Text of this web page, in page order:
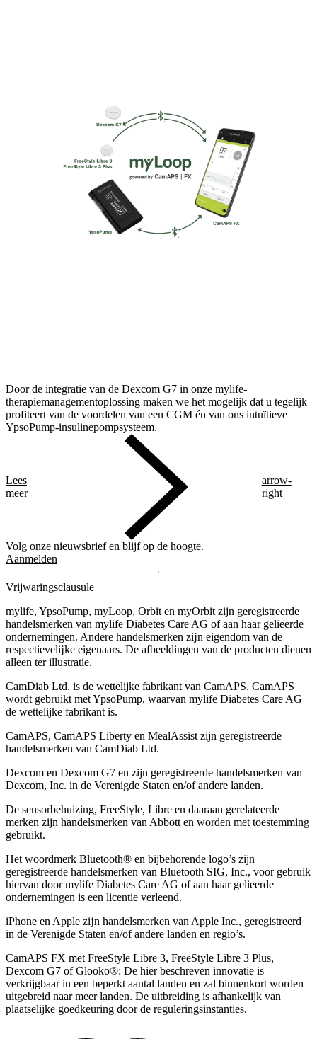
Door de integratie van de Dexcom G7 in onze mylife-
therapiemanagementoplossing maken we het mogelijk dat u tegelijk
profiteert van de voordelen van een CGM én van ons intuïtieve
YpsoPump-insulinepompsysteem.
Lees
meer
arrow-
right
Volg onze nieuwsbrief en blijf op de hoogte.
Aanmelden
Vrijwaringsclausule
mylife, YpsoPump, myLoop, Orbit en myOrbit zijn geregistreerde
handelsmerken van mylife Diabetes Care AG of aan haar gelieerde
ondernemingen. Andere handelsmerken zĳn eigendom van de
respectievelĳke eigenaars. De afbeeldingen van de producten dienen
alleen ter illustratie.
CamDiab Ltd. is de wettelijke fabrikant van CamAPS. CamAPS
wordt gebruikt met YpsoPump, waarvan mylife Diabetes Care AG
de wettelijke fabrikant is.
CamAPS, CamAPS Liberty en MealAssist zijn geregistreerde
handelsmerken van CamDiab Ltd.
Dexcom en Dexcom G7 en zijn geregistreerde handelsmerken van
Dexcom, Inc. in de Verenigde Staten en/of andere landen.
De sensorbehuizing, FreeStyle, Libre en daaraan gerelateerde
merken zijn handelsmerken van Abbott en worden met toestemming
gebruikt.
Het woordmerk Bluetooth® en bijbehorende logo’s zijn
geregistreerde handelsmerken van Bluetooth SIG, Inc., voor gebruik
hiervan door mylife Diabetes Care AG of aan haar gelieerde
ondernemingen is een licentie verleend.
iPhone en Apple zĳn handelsmerken van Apple Inc., geregistreerd
in de Verenigde Staten en/of andere landen en regio’s.
CamAPS FX met FreeStyle Libre 3, FreeStyle Libre 3 Plus,
Dexcom G7 of Glooko®: De hier beschreven innovatie is
verkrijgbaar in een beperkt aantal landen en zal binnenkort worden
uitgebreid naar meer landen. De uitbreiding is afhankelijk van
plaatselijke goedkeuring door de reguleringsinstanties.